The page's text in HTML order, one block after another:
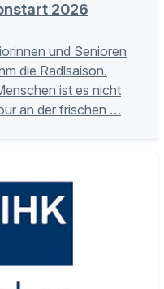
2026
und Senioren
die Radlsaison.
ist es nicht
an der frischen …